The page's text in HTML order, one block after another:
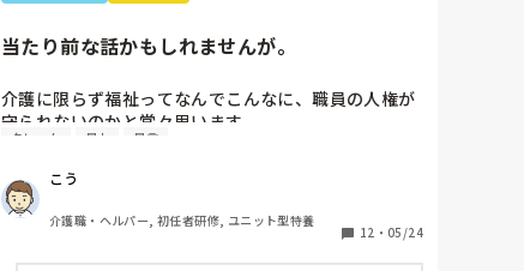
当たり前な話かもしれませんが。
介護に限らず福祉ってなんでこんなに、職員の人権が
守られないのかと常々思います。
過ぎている感じは否めません。
特に、利用者からの暴力・暴言、家族からのクレーム
をいつまでも我慢するのは心情としておかしいのでは
と思います。(今どき、お客様は神様というのは…)
クレーム 暴力 暴言
こう
介護職・ヘルパー, 初任者研修, ユニット型特養
12 ・ 05/24